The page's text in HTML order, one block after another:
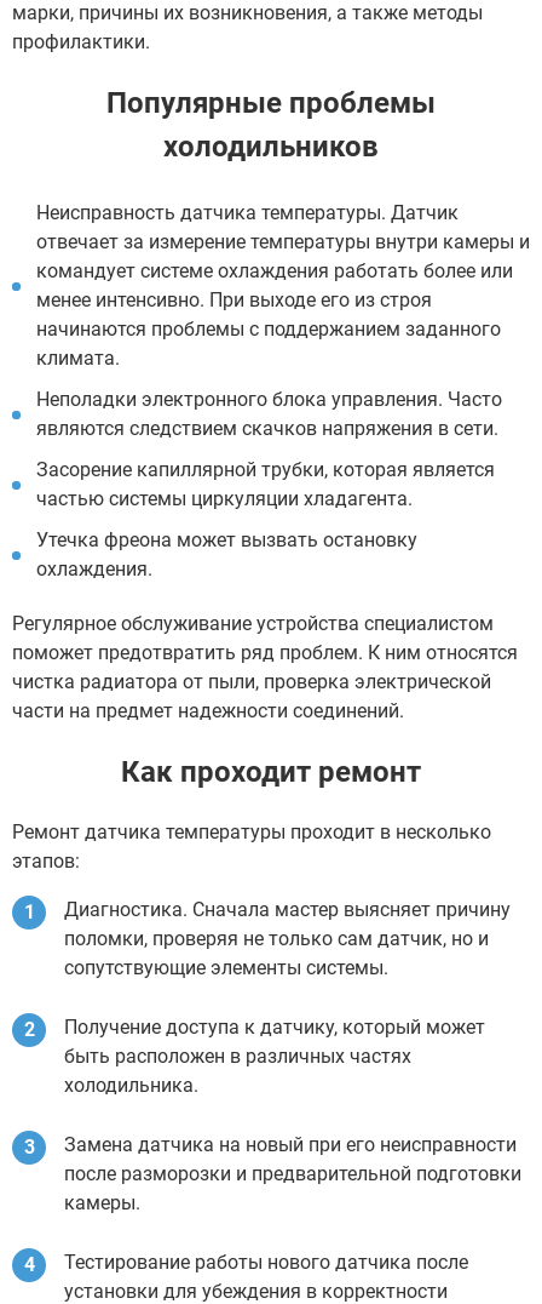
марки, причины их возникновения, а также методы
профилактики.
Популярные проблемы
холодильников
Неисправность датчика температуры. Датчик
отвечает за измерение температуры внутри камеры и
командует системе охлаждения работать более или
менее интенсивно. При выходе его из строя
начинаются проблемы с поддержанием заданного
климата.
Неполадки электронного блока управления. Часто
являются следствием скачков напряжения в сети.
Засорение капиллярной трубки, которая является
частью системы циркуляции хладагента.
Утечка фреона может вызвать остановку
охлаждения.
Регулярное обслуживание устройства специалистом
поможет предотвратить ряд проблем. К ним относятся
чистка радиатора от пыли, проверка электрической
части на предмет надежности соединений.
Как проходит ремонт
Ремонт датчика температуры проходит в несколько
этапов:
Диагностика. Сначала мастер выясняет причину
поломки, проверяя не только сам датчик, но и
сопутствующие элементы системы.
Получение доступа к датчику, который может
быть расположен в различных частях
холодильника.
Замена датчика на новый при его неисправности
после разморозки и предварительной подготовки
камеры.
Тестирование работы нового датчика после
установки для убеждения в корректности